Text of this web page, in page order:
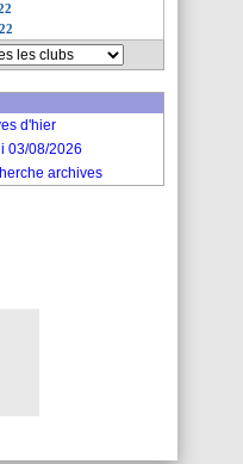
d'hier
03/08/2026
archives